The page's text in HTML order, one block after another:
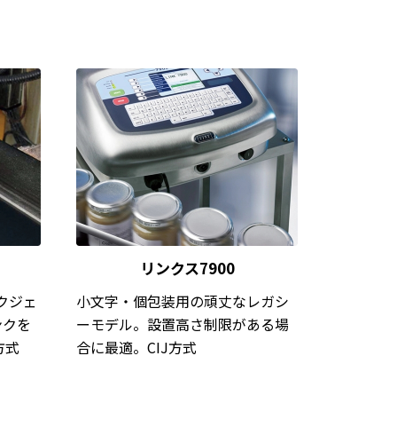
ジェ
を
式
リンクス7900
小文字・個包装用の頑丈なレガシ
ーモデル。設置高さ制限がある場
合に最適。CIJ方式